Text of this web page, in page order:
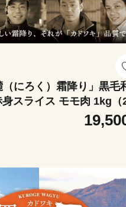
にろく）霜降り」黒毛
スライス モモ肉 1kg（
連峰と鈴鹿山脈、二つ
育てた脂の質にこだわった
しゃぶ すき焼き 三重県
と納税